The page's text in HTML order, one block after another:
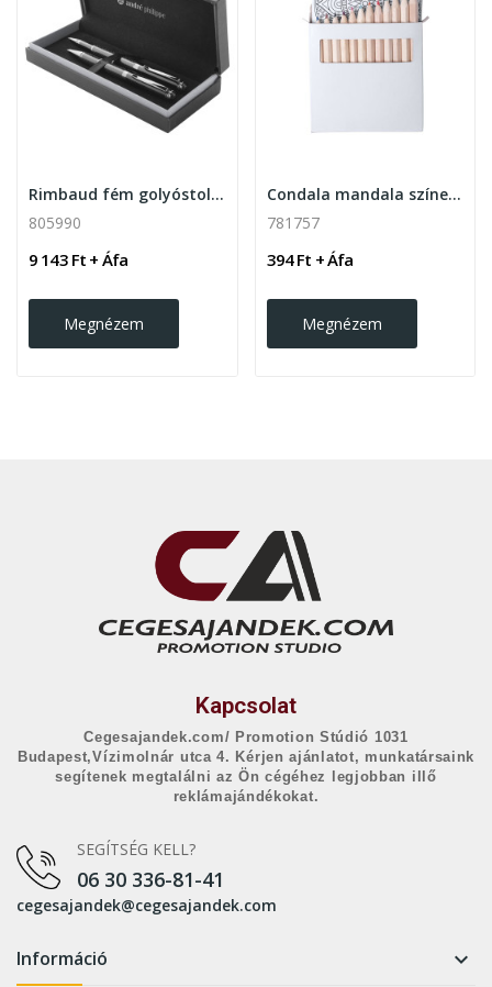
Rimbaud fém golyóstoll és rollertoll szett...
805990
9 143 Ft + Áfa
Megnézem
Condala mandala színező szett
781757
394 Ft + Áfa
Megnézem
Kapcsolat
Cegesajandek.com/ Promotion Stúdió 1031
Budapest,Vízimolnár utca 4. Kérjen ajánlatot, munkatársaink
segítenek megtalálni az Ön cégéhez legjobban illő
reklámajándékokat.
SEGÍTSÉG KELL?
06 30 336-81-41
cegesajandek@cegesajandek.com
Információ 